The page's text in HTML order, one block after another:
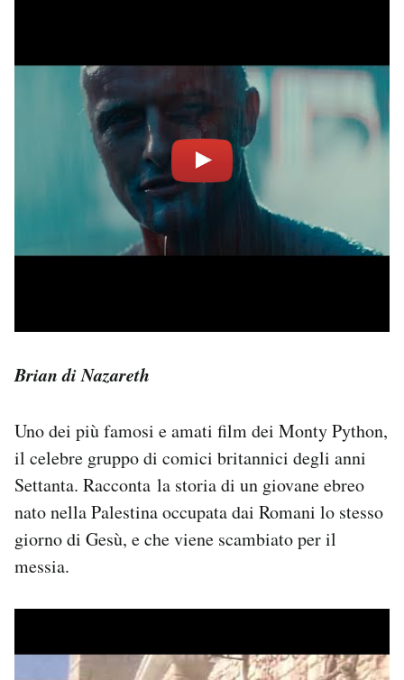
Brian di Nazareth
Uno dei più famosi e amati film dei Monty Python,
il celebre gruppo di comici britannici degli anni
Settanta. Racconta la storia di un giovane ebreo
nato nella Palestina occupata dai Romani lo stesso
giorno di Gesù, e che viene scambiato per il
messia.